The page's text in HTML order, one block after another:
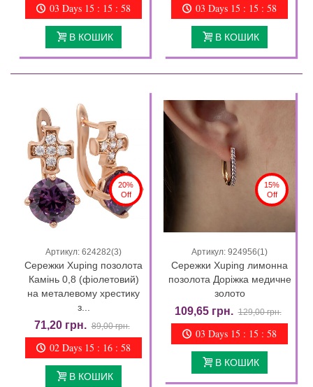
03 Days 15 : 15 : 57
В КОШИК
03 Days 15 : 15 : 57
В КОШИК
20%
Off
Артикул: 624282(3)
Сережки Xuping позолота
Камінь 0,8 (фіолетовий)
на металевому хрестику
з...
71,20 грн. 89,00 грн.
02 Days 15 : 16 : 57
В КОШИК
15%
Off
Артикул: 924956(1)
Сережки Xuping лимонна
позолота Доріжка медичне
золото
109,65 грн. 129,00 грн.
03 Days 15 : 15 : 57
В КОШИК